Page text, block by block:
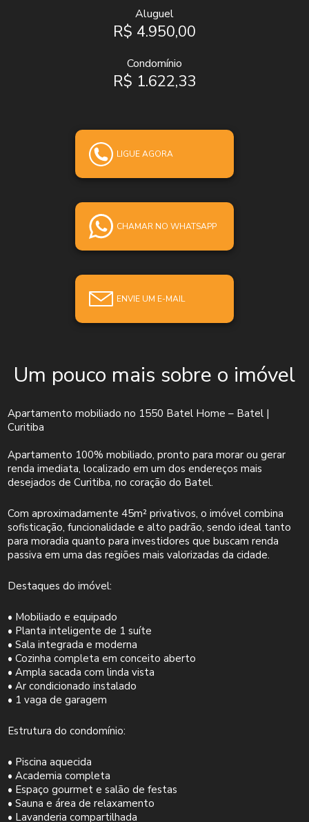
Aluguel
R$ 4.950,00
Condomínio
R$ 1.622,33
LIGUE AGORA
CHAMAR NO WHATSAPP
ENVIE UM E-MAIL
Um pouco mais sobre o imóvel
Apartamento mobiliado no 1550 Batel Home – Batel |
Curitiba
Apartamento 100% mobiliado, pronto para morar ou gerar
renda imediata, localizado em um dos endereços mais
desejados de Curitiba, no coração do Batel.
Com aproximadamente 45m² privativos, o imóvel combina
sofisticação, funcionalidade e alto padrão, sendo ideal tanto
para moradia quanto para investidores que buscam renda
passiva em uma das regiões mais valorizadas da cidade.
Destaques do imóvel:
• Mobiliado e equipado
• Planta inteligente de 1 suíte
• Sala integrada e moderna
• Cozinha completa em conceito aberto
• Ampla sacada com linda vista
• Ar condicionado instalado
• 1 vaga de garagem
Estrutura do condomínio:
• Piscina aquecida
• Academia completa
• Espaço gourmet e salão de festas
• Sauna e área de relaxamento
• Lavanderia compartilhada